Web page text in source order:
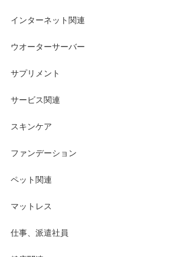
インターネット関連
ウオーターサーバー
サプリメント
サービス関連
スキンケア
ファンデーション
ペット関連
マットレス
仕事、派遣社員